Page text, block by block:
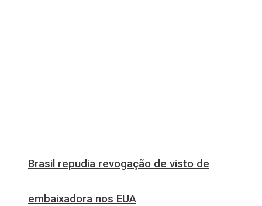
Brasil repudia revogação de visto de
embaixadora nos EUA